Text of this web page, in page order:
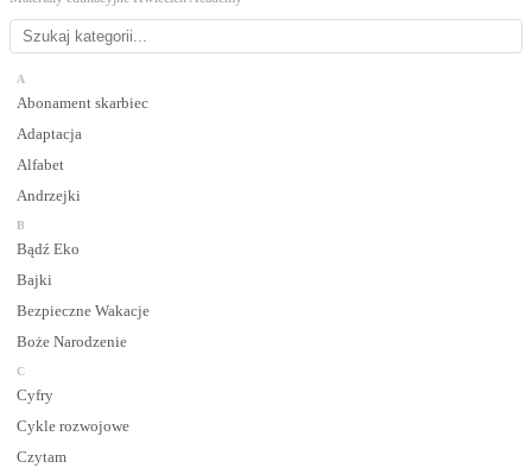
A
Abonament skarbiec
Adaptacja
Alfabet
Andrzejki
B
Bądź Eko
Bajki
Bezpieczne Wakacje
Boże Narodzenie
C
Cyfry
Cykle rozwojowe
Czytam